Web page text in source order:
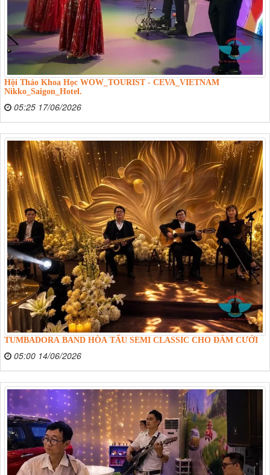
Hội Thảo Khoa Học WOW_TOURIST - CEVA_VIETNAM
Nikko_Saigon_Hotel.
05:25 17/06/2026
TUMBADORA BAND HÒA TẤU SEMI CLASSIC CHO ĐÁM CƯỚI
05:00 14/06/2026